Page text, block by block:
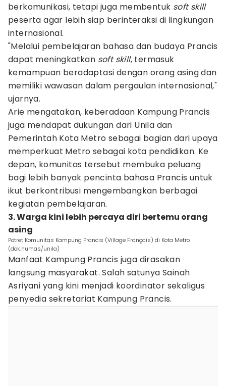
berkomunikasi, tetapi juga membentuk soft skill
peserta agar lebih siap berinteraksi di lingkungan
internasional.
"Melalui pembelajaran bahasa dan budaya Prancis
dapat meningkatkan soft skill, termasuk
kemampuan beradaptasi dengan orang asing dan
memiliki wawasan dalam pergaulan internasional,"
ujarnya.
Arie mengatakan, keberadaan Kampung Prancis
juga mendapat dukungan dari Unila dan
Pemerintah Kota Metro sebagai bagian dari upaya
memperkuat Metro sebagai kota pendidikan. Ke
depan, komunitas tersebut membuka peluang
bagi lebih banyak pencinta bahasa Prancis untuk
ikut berkontribusi mengembangkan berbagai
kegiatan pembelajaran.
3. Warga kini lebih percaya diri bertemu orang
asing
Potret Komunitas Kampung Prancis (Village Français) di Kota Metro
(dok.humas/unila)
Manfaat Kampung Prancis juga dirasakan
langsung masyarakat. Salah satunya Sainah
Asriyani yang kini menjadi koordinator sekaligus
penyedia sekretariat Kampung Prancis.